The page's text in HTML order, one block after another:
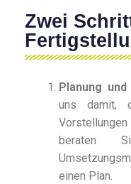
Zwei
Planung
uns damit,
beraten
einen Plan.